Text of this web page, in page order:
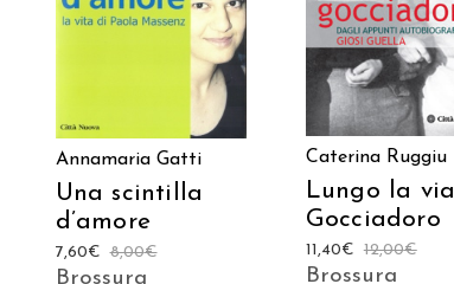
CARRELLO
Annamaria Gatti
Una scintilla
d’amore
8,00€
7,60€
Brossura
CARRELLO
Caterina Ruggiu
Lungo la
Gocciadoro
12,00€
11,40€
Brossura